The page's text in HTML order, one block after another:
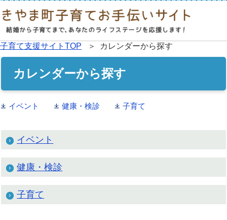
子育て支援サイトTOP ＞ カレンダーから探す
カレンダーから探す
イベント 健康・検診 子育て
イベント
健康・検診
子育て